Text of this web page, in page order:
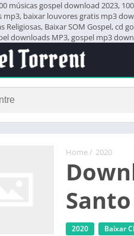
músicas gospel download 2023,
baixar louvores gratis mp3
Religiosas, Baixar SOM Gospel,
downloads MP3, gospel mp3
Home / 2020
2020 Baixar